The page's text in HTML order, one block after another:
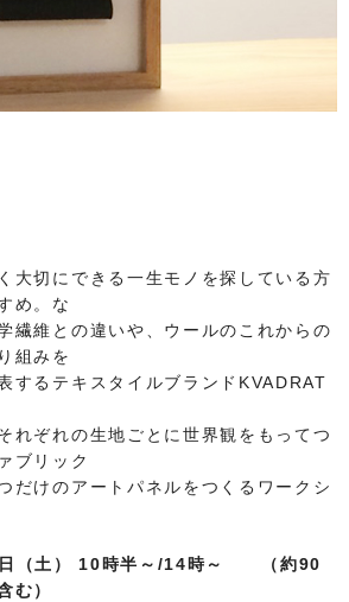
大切にできる一生モノを探している方
め。な
繊維との違いや、ウールのこれからの
組みを
するテキスタイルブランドKVADRAT
れぞれの生地ごとに世界観をもってつ
ブリック
だけのアートパネルをつくるワークシ
（土） 10時半～/14時～ （約90
む）